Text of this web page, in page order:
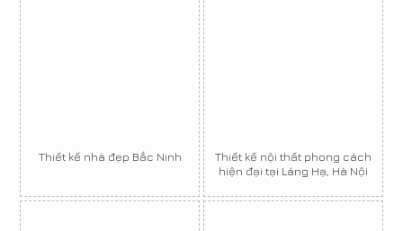
Thiết kế nhà đẹp Bắc Ninh
Thiết kế nội thất phong cách
hiện đại tại Láng Hạ, Hà Nội